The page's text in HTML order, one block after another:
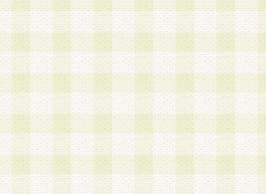
a.既に登録されている会員と同一のメールアドレ
録する場合
b.本サービスと同様のサービスを提供している企
業に従事していると思われる本人またはその家族
場合
c.その他当社が不適切と判断する場合
2.当社は、会員登録希望者を会員として承認する
した 場合、会員登録希望者による会員登録手続
による承認後の場合であっても、会員登録の取り
の抹消を、当社が適切と判 断する方法・手段に
とができるものとします。